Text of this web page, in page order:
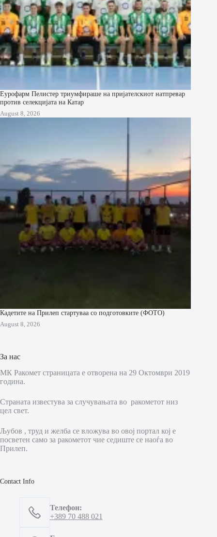
Еурофарм Пелистер триумфираше на пријателскиот натпревар
против селекцијата на Катар
August 8, 2026
Кадетите на Прилеп стартуваа со подготовките (ФОТО)
August 8, 2026
За нас
МК Ракомет страницата е отворена на 29 Октомври 2019
година.
Страната известува за случувањата во ракометот низ
цел свет.
Љубов , труд и желба се вложува во овој портал кој е
посветен само за ракометот чие седиште се наоѓа во
Прилеп.
Contact Info
Телефон:
+389 70 488 021